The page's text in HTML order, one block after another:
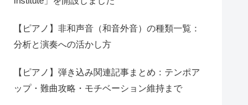
【ピアノ】非和声音（和音外音）の種類一覧：
分析と演奏への活かし方
【ピアノ】弾き込み関連記事まとめ：テンポア
ップ・難曲攻略・モチベーション維持まで